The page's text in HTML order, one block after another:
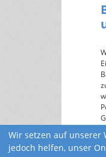
Wir setzen auf unserer
jedoch helfen, unser